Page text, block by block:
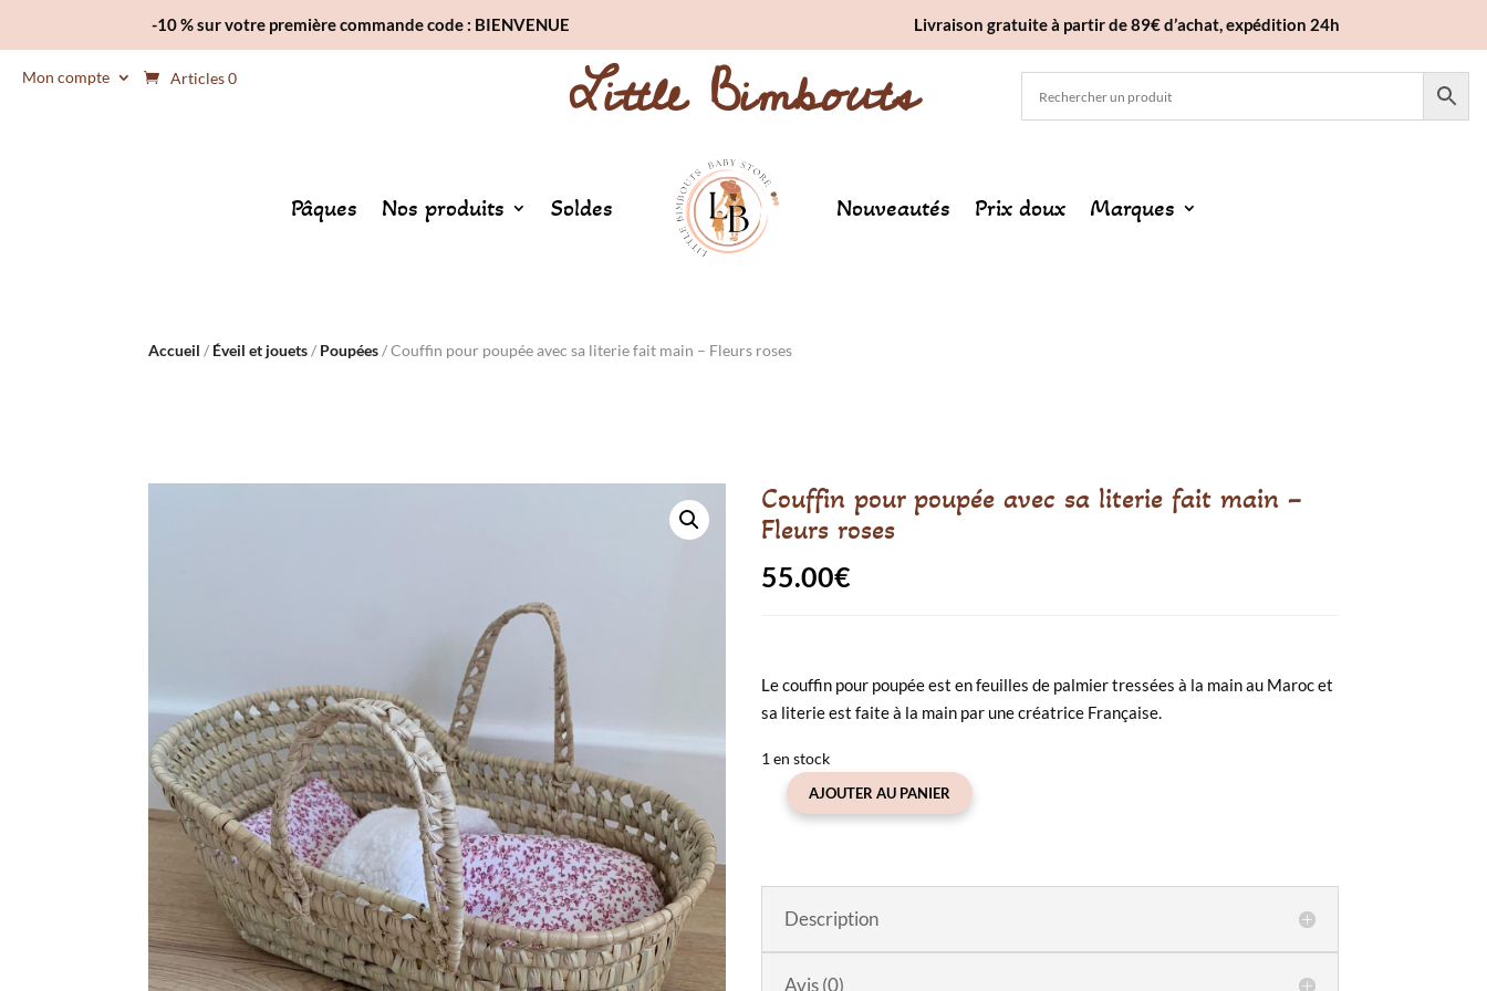
-10 % sur votre première commande code : BIENVENUE Livraison gratuite à partir de 89€ d’achat, expédition 24h
Mon compte Articles 0 Little Bimbouts
Pâques Nos produits Soldes Nouveautés Prix doux Marques
Accueil / Éveil et jouets/ Poupées/ Couffin pour poupée avec sa literie fait main – Fleurs roses
Couffin pour poupée avec sa literie fait main –
Fleurs roses
55.00€
Le couffin pour poupée est en feuilles de palmier tressées à la main au Maroc et
sa literie est faite à la main par une créatrice Française.
1 en stock
quantité
pour
poupée
AJOUTER AU PANIER
Description
Avis (0)